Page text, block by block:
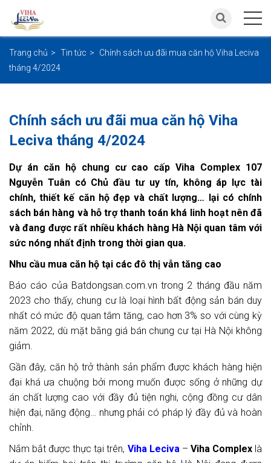
Trang chủ Tin tức
Chính sách ưu đãi mua căn hộ Viha Leciva
tháng 4/2024
Chính sách ưu đãi mua căn hộ Viha
Leciva tháng 4/2024
Dự án căn hộ chung cư cao cấp Viha Complex 107
Nguyễn Tuân có Chủ đầu tư uy tín, không áp lực tài
chính, thiết kế căn hộ đẹp và chất lượng… lại có chính
sách bán hàng và hỗ trợ thanh toán khá linh hoạt nên đã
và đang được rất nhiều khách hàng Hà Nội quan tâm với
sức nóng nhất định trong thời gian qua.
Nhu cầu mua căn hộ tại các đô thị vẫn tăng cao
Báo cáo của Batdongsan.com.vn trong 2 tháng đầu năm
2023 cho thấy, chung cư là loại hình bất động sản bán duy
nhất có mức độ quan tâm tăng, cao hơn 3% so với cùng kỳ
năm 2022, dù mặt bằng giá bán chung cư tại Hà Nội không
giảm.
Gần đây, căn hộ trở thành sản phẩm được khách hàng hiện
đại khá ưa chuộng bởi mong muốn được sống ở những dự
án chất lượng cao với đầy đủ tiện nghi, cộng đồng cư dân
hiện đại, năng động… nhưng phải có pháp lý đầy đủ và hoàn
chỉnh.
Nắm bắt được thực tại trên, Viha Leciva– Viha Complexlà